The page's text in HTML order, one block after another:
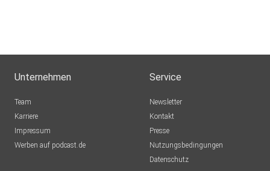
Unternehmen
Team
Karriere
Impressum
Werben auf podcast.de
Service
Newsletter
Kontakt
Presse
Nutzungsbedingungen
Datenschutz